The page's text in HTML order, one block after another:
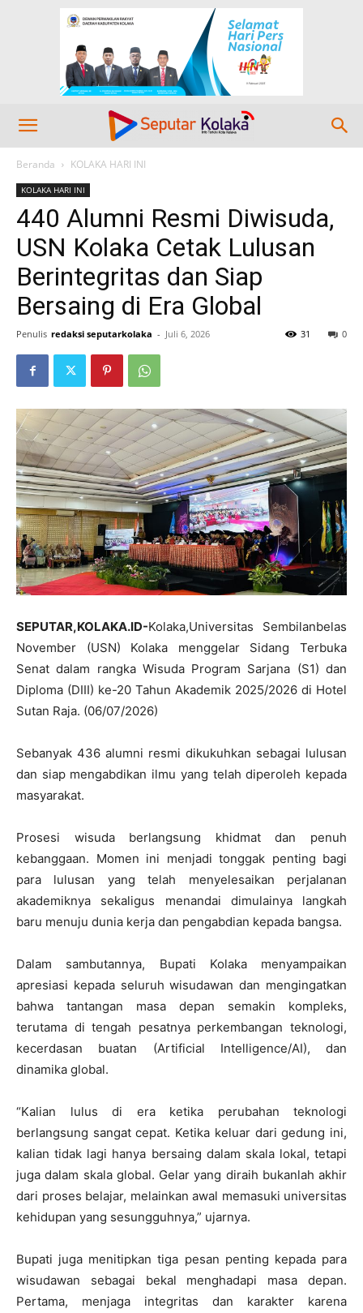
Beranda KOLAKA HARI INI
KOLAKA HARI INI
440 Alumni Resmi Diwisuda,
USN Kolaka Cetak Lulusan
Berintegritas dan Siap
Bersaing di Era Global
Penulis redaksi seputarkolaka - Juli 6, 2026 0
31
SEPUTAR,KOLAKA.ID-Kolaka,Universitas Sembilanbelas
November (USN) Kolaka menggelar Sidang Terbuka
Senat dalam rangka Wisuda Program Sarjana (S1) dan
Diploma (DIII) ke-20 Tahun Akademik 2025/2026 di Hotel
Sutan Raja. (06/07/2026)
Sebanyak 436 alumni resmi dikukuhkan sebagai lulusan
dan siap mengabdikan ilmu yang telah diperoleh kepada
masyarakat.
Prosesi wisuda berlangsung khidmat dan penuh
kebanggaan. Momen ini menjadi tonggak penting bagi
para lulusan yang telah menyelesaikan perjalanan
akademiknya sekaligus menandai dimulainya langkah
baru menuju dunia kerja dan pengabdian kepada bangsa.
Dalam sambutannya, Bupati Kolaka menyampaikan
apresiasi kepada seluruh wisudawan dan mengingatkan
bahwa tantangan masa depan semakin kompleks,
terutama di tengah pesatnya perkembangan teknologi,
kecerdasan buatan (Artificial Intelligence/AI), dan
dinamika global.
“Kalian lulus di era ketika perubahan teknologi
berlangsung sangat cepat. Ketika keluar dari gedung ini,
kalian tidak lagi hanya bersaing dalam skala lokal, tetapi
juga dalam skala global. Gelar yang diraih bukanlah akhir
dari proses belajar, melainkan awal memasuki universitas
kehidupan yang sesungguhnya,” ujarnya.
Bupati juga menitipkan tiga pesan penting kepada para
wisudawan sebagai bekal menghadapi masa depan.
Pertama, menjaga integritas dan karakter karena